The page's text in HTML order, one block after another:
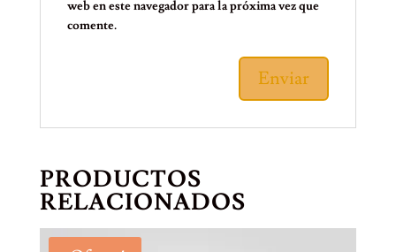
web en este navegador para la próxima vez que
comente.
PRODUCTOS
RELACIONADOS